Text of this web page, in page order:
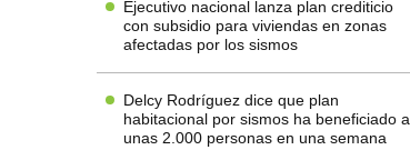
Ejecutivo nacional lanza plan crediticio
con subsidio para viviendas en zonas
afectadas por los sismos
Delcy Rodríguez dice que plan
habitacional por sismos ha beneficiado a
unas 2.000 personas en una semana